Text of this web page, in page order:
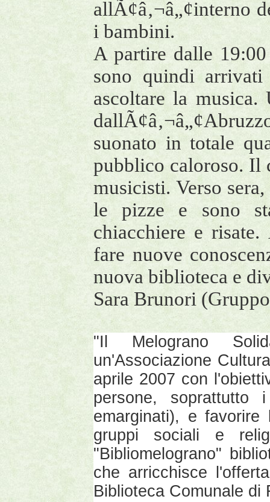
allÃ¢â‚¬â„¢interno
i bambini.
A partire dalle
sono quindi
ascoltare la
suonato in totale
pubblico caloroso. Il
musicisti. Verso
le pizze e sono
chiacchiere e
fare nuove
nuova biblioteca e
Sara Brunori
"Il Melograno
un'Associazione
aprile 2007 con
persone, soprattutto
emarginati), e
gruppi sociali e
"Bibliomelograno"
che arricchisce
Biblioteca Comunale di